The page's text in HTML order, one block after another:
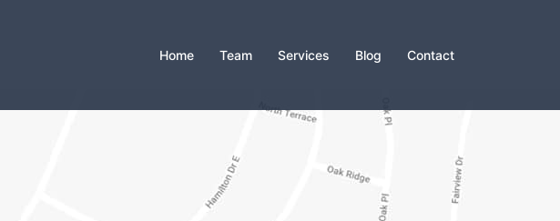
Home Team Services Blog Contact